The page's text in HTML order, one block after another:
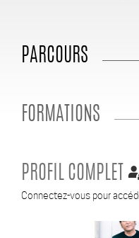
PARCOURS
FORMATIONS
PROFIL COMPLET
Connectez-vous pour